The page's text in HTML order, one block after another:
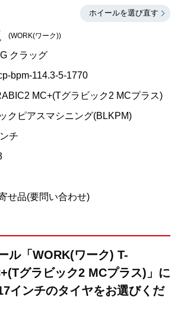
ホイールを選び直す
(WORK(ワーク))
クラッグ
bpm-114.3-5-1770
MC+(Tグラビック2 MCプラス)
クピアスマシニング(BLKPM)
チ
せ品(要問い合わせ)
ル「WORK(ワーク) T-
グラビック2 MCプラス)」に
インチのタイヤをお選びくだ